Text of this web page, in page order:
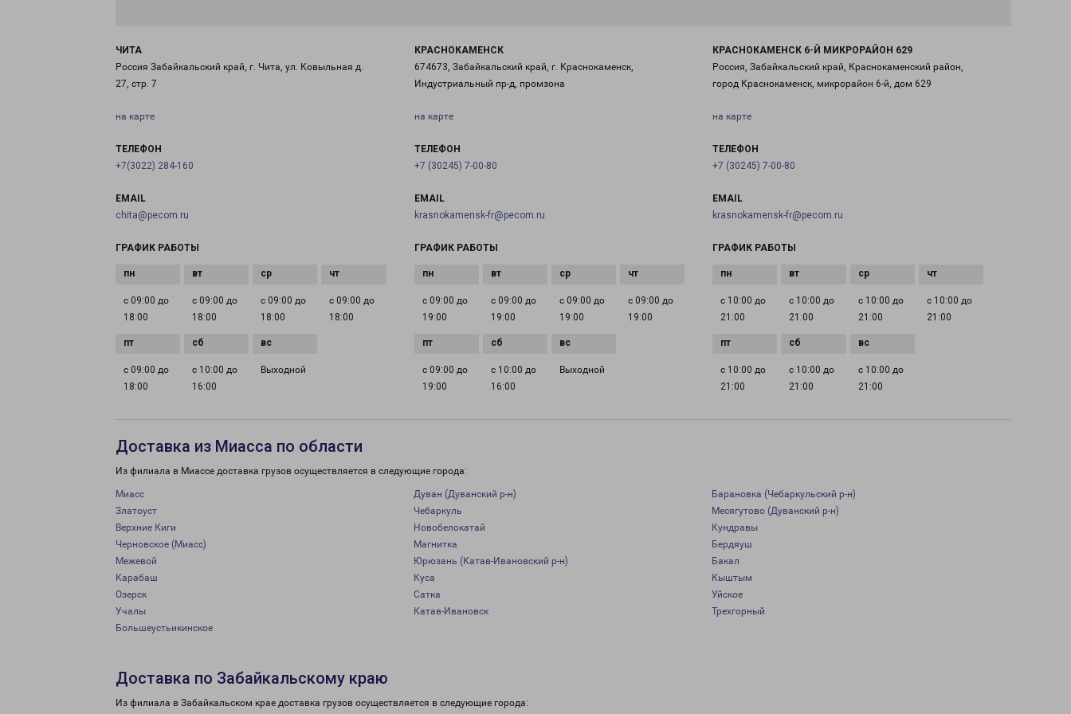
ЧИТА
Россия Забайкальский край, г. Чита, ул. Ковыльная д.
27, стр. 7
на карте
ТЕЛЕФОН
+7(3022) 284-160
EMAIL
chita@pecom.ru
ГРАФИК РАБОТЫ
с 09:00 до
18:00
с 09:00 до
18:00
с 09:00 до
18:00
с 09:00 до
18:00
с 09:00 до
18:00
с 10:00 до
16:00
Выходной
КРАСНОКАМЕНСК
674673, Забайкальский край, г. Краснокаменск,
Индустриальный пр-д, промзона
на карте
ТЕЛЕФОН
+7 (30245) 7-00-80
EMAIL
krasnokamensk-fr@pecom.ru
ГРАФИК РАБОТЫ
с 09:00 до
19:00
с 09:00 до
19:00
с 09:00 до
19:00
с 09:00 до
19:00
с 09:00 до
19:00
с 10:00 до
16:00
Выходной
КРАСНОКАМЕНСК 6-Й МИКРОРАЙОН 629
Россия, Забайкальский край, Краснокаменский район,
город Краснокаменск, микрорайон 6-й, дом 629
на карте
ТЕЛЕФОН
+7 (30245) 7-00-80
EMAIL
krasnokamensk-fr@pecom.ru
ГРАФИК РАБОТЫ
с 10:00 до
21:00
с 10:00 до
21:00
с 10:00 до
21:00
с 10:00 до
21:00
с 10:00 до
21:00
с 10:00 до
21:00
с 10:00 до
21:00
Доставка из Миасса по области
Из филиала в Миассе доставка грузов осуществляется в следующие города:
Миасс Дуван (Дуванский р-н)
Барановка (Чебаркульский р-н)
Златоуст
Чебаркуль
Месягутово (Дуванский р-н)
Верхние Киги
Новобелокатай
Кундравы
Черновское (Миасс)
Магнитка
Бердяуш
Межевой
Юрюзань (Катав-Ивановский р-н)
Бакал
Карабаш
Куса
Кыштым
Озерск
Сатка
Уйское
Учалы
Катав-Ивановск
Трехгорный
Большеустьикинское
Доставка по Забайкальскому краю
Из филиала в Забайкальском крае доставка грузов осуществляется в следующие города: